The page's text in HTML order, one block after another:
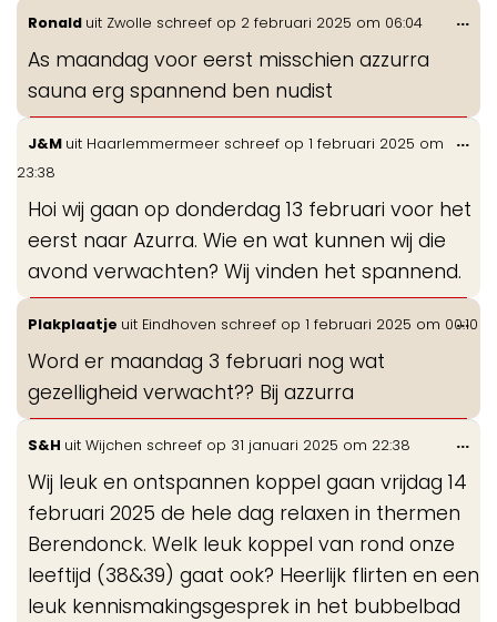
Ronald uit Zwolle schreef op 2 februari 2025 om 06:04
As maandag voor eerst misschien azzurra
sauna erg spannend ben nudist
...
J&M uit Haarlemmermeer schreef op 1 februari 2025 om
23:38
Hoi wij gaan op donderdag 13 februari voor het
eerst naar Azurra. Wie en wat kunnen wij die
avond verwachten? Wij vinden het spannend.
...
Plakplaatje uit Eindhoven schreef op 1 februari 2025 om 00:10
Word er maandag 3 februari nog wat
gezelligheid verwacht?? Bij azzurra
...
S&H uit Wijchen schreef op 31 januari 2025 om 22:38
Wij leuk en ontspannen koppel gaan vrijdag 14
februari 2025 de hele dag relaxen in thermen
Berendonck. Welk leuk koppel van rond onze
leeftijd (38&39) gaat ook? Heerlijk flirten en een
leuk kennismakingsgesprek in het bubbelbad
...